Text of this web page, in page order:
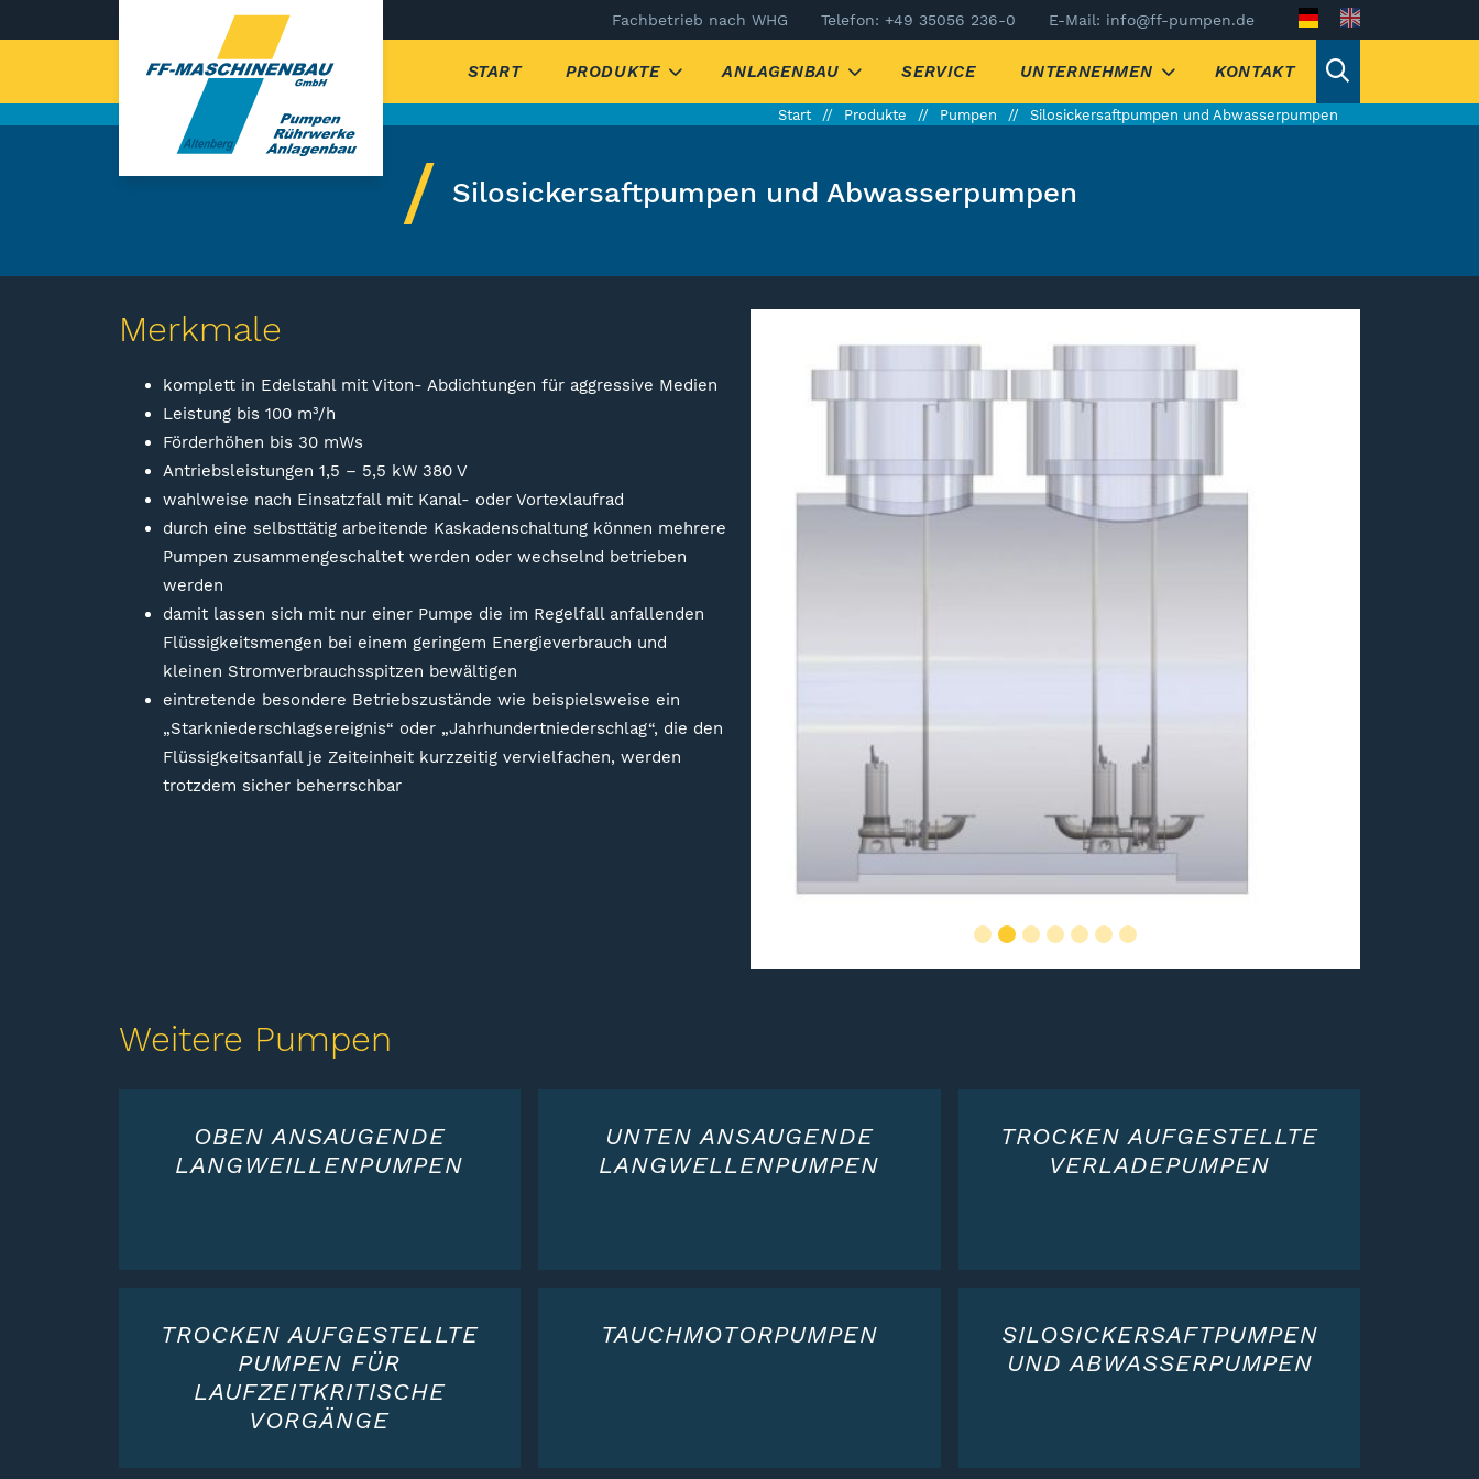
Fachbetrieb nach WHG Telefon: +49 35056 236-0 E-Mail: info@ff-pumpen.de
START PRODUKTE ANLAGENBAU SERVICE UNTERNEHMEN KONTAKT
Start Produkte Pumpen Silosickersaftpumpen und Abwasserpumpen
Silosickersaftpumpen und Abwasserpumpen
Merkmale
komplett in Edelstahl mit Viton- Abdichtungen für aggressive Medien
Leistung bis 100 m³/h
Förderhöhen bis 30 mWs
Antriebsleistungen 1,5 – 5,5 kW 380 V
wahlweise nach Einsatzfall mit Kanal- oder Vortexlaufrad
durch eine selbsttätig arbeitende Kaskadenschaltung können mehrere
Pumpen zusammengeschaltet werden oder wechselnd betrieben
werden
damit lassen sich mit nur einer Pumpe die im Regelfall anfallenden
Flüssigkeitsmengen bei einem geringem Energieverbrauch und
kleinen Stromverbrauchsspitzen bewältigen
eintretende besondere Betriebszustände wie beispielsweise ein
„Starkniederschlagsereignis“ oder „Jahrhundertniederschlag“, die den
Flüssigkeitsanfall je Zeiteinheit kurzzeitig vervielfachen, werden
trotzdem sicher beherrschbar
Weitere Pumpen
OBEN ANSAUGENDE
LANGWEILLENPUMPEN
UNTEN ANSAUGENDE
LANGWELLENPUMPEN
TROCKEN AUFGESTELLTE
VERLADEPUMPEN
TROCKEN AUFGESTELLTE
PUMPEN FÜR
LAUFZEITKRITISCHE
VORGÄNGE
TAUCHMOTORPUMPEN
SILOSICKERSAFTPUMPEN
UND ABWASSERPUMPEN